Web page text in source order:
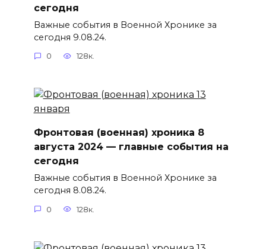
сегодня
Важные события в Военной Хронике за
сегодня 9.08.24.
0 128к.
Фронтовая (военная) хроника 8
августа 2024 — главные события на
сегодня
Важные события в Военной Хронике за
сегодня 8.08.24.
0 128к.